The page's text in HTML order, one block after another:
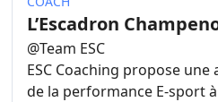
L’Escadron
@Team ESC
ESC Coaching propose
de la performance E-sport